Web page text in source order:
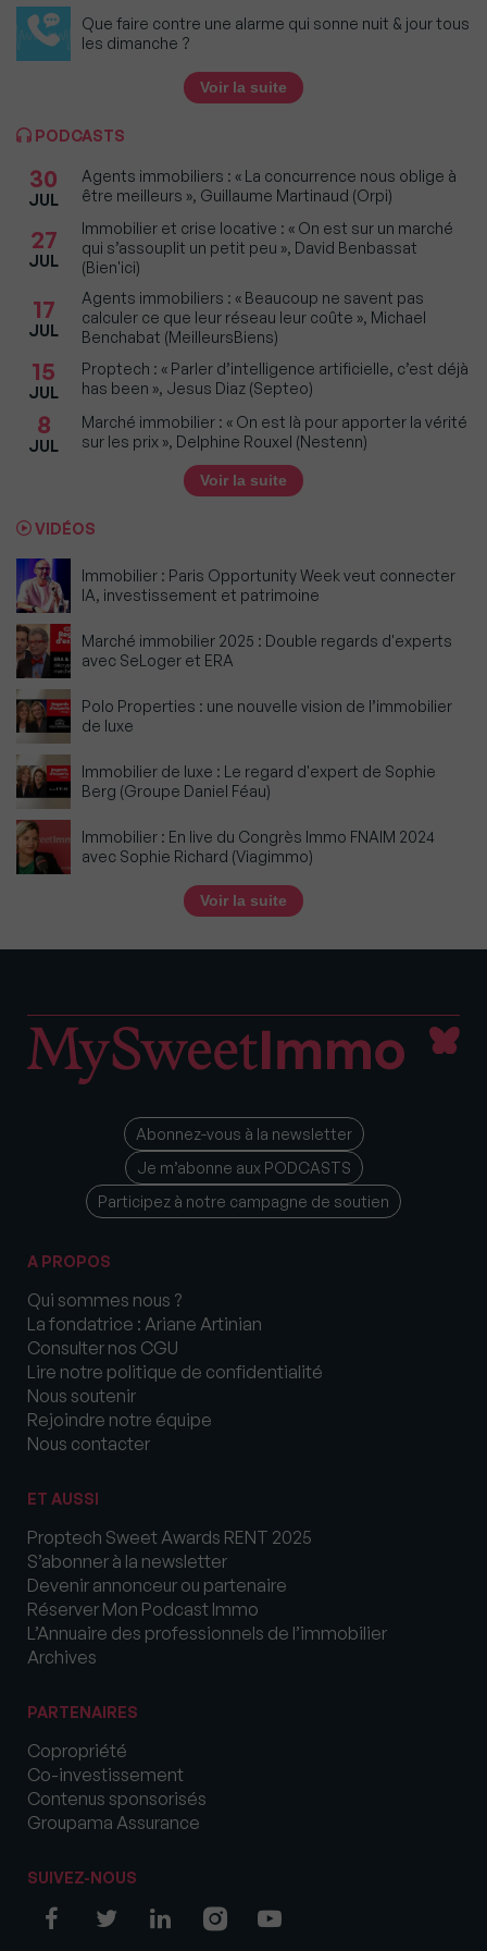
Que faire contre une alarme qui sonne nuit & jour tous
les dimanche ?
Voir la suite
PODCASTS
30
JUL
Agents immobiliers : « La concurrence nous oblige à
être meilleurs », Guillaume Martinaud (Orpi)
27
JUL
Immobilier et crise locative : « On est sur un marché
qui s’assouplit un petit peu », David Benbassat
(Bien'ici)
17
JUL
Agents immobiliers : « Beaucoup ne savent pas
calculer ce que leur réseau leur coûte », Michael
Benchabat (MeilleursBiens)
15
JUL
Proptech : « Parler d’intelligence artificielle, c’est déjà
has been », Jesus Diaz (Septeo)
8
JUL
Marché immobilier : « On est là pour apporter la vérité
sur les prix », Delphine Rouxel (Nestenn)
Voir la suite
VIDÉOS
Immobilier : Paris Opportunity Week veut connecter
IA, investissement et patrimoine
Marché immobilier 2025 : Double regards d'experts
avec SeLoger et ERA
Polo Properties : une nouvelle vision de l’immobilier
de luxe
Immobilier de luxe : Le regard d'expert de Sophie
Berg (Groupe Daniel Féau)
Immobilier : En live du Congrès Immo FNAIM 2024
avec Sophie Richard (Viagimmo)
Voir la suite
Abonnez-vous à la newsletter
Je m’abonne aux PODCASTS
Participez à notre campagne de soutien
A PROPOS
Qui sommes nous ?
La fondatrice : Ariane Artinian
Consulter nos CGU
Lire notre politique de confidentialité
Nous soutenir
Rejoindre notre équipe
Nous contacter
ET AUSSI
Proptech Sweet Awards RENT 2025
S’abonner à la newsletter
Devenir annonceur ou partenaire
Réserver Mon Podcast Immo
L’Annuaire des professionnels de l’immobilier
Archives
PARTENAIRES
Copropriété
Co-investissement
Contenus sponsorisés
Groupama Assurance
SUIVEZ-NOUS